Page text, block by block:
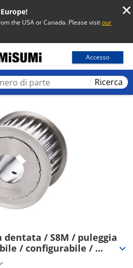
the USA or Canada. Please visitour
Accesso
Ricerca
dentata / S8M / puleggia
/ configurabile /
chimica /